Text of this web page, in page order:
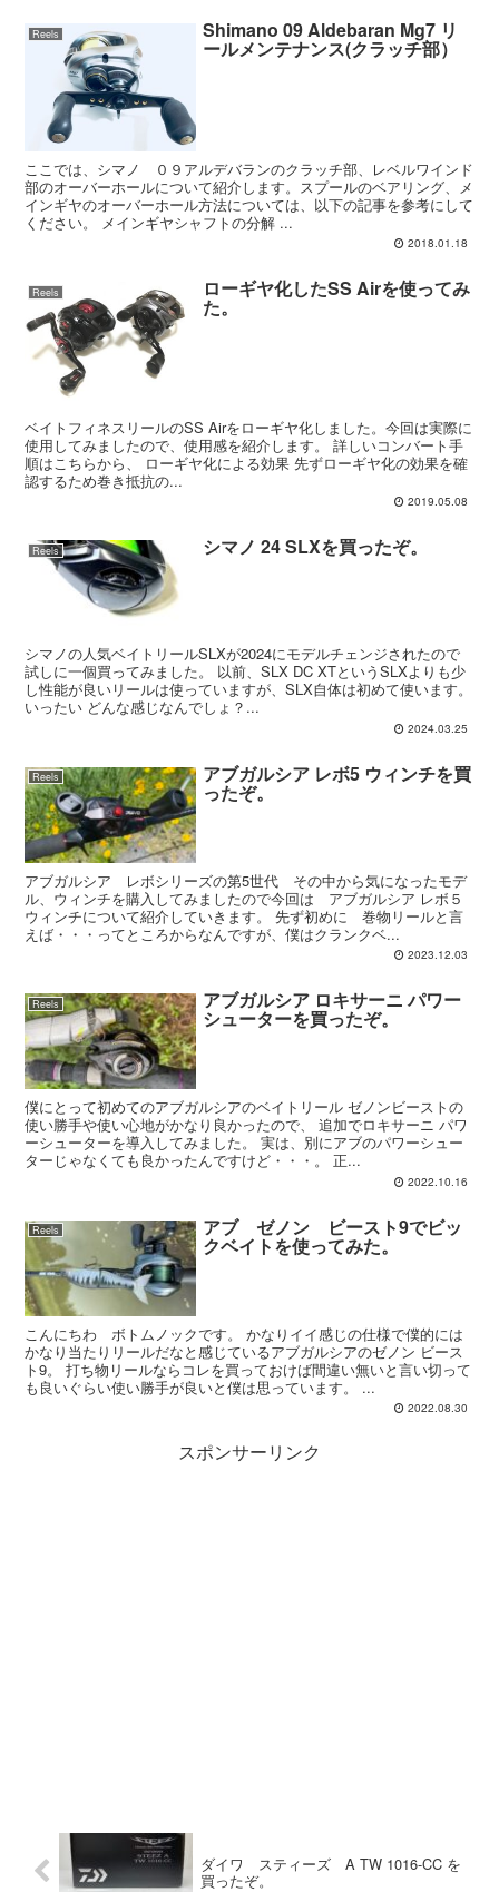
Reels Shimano 09 Aldebaran Mg7 リ
ールメンテナンス(クラッチ部）
ここでは、シマノ ０９アルデバランのクラッチ部、レベルワインド
部のオーバーホールについて紹介します。スプールのベアリング、メ
インギヤのオーバーホール方法については、以下の記事を参考にして
ください。 メインギヤシャフトの分解 ...
2018.01.18
Reels ローギヤ化したSS Airを使ってみ
た。
ベイトフィネスリールのSS Airをローギヤ化しました。今回は実際に
使用してみましたので、使用感を紹介します。 詳しいコンバート手
順はこちらから、 ローギヤ化による効果 先ずローギヤ化の効果を確
認するため巻き抵抗の...
2019.05.08
Reels シマノ 24 SLXを買ったぞ。
シマノの人気ベイトリールSLXが2024にモデルチェンジされたので
試しに一個買ってみました。 以前、SLX DC XTというSLXよりも少
し性能が良いリールは使っていますが、SLX自体は初めて使います。
いったい どんな感じなんでしょ？...
2024.03.25
Reels アブガルシア レボ5 ウィンチを買
ったぞ。
アブガルシア レボシリーズの第5世代 その中から気になったモデ
ル、ウィンチを購入してみましたので今回は アブガルシア レボ５
ウィンチについて紹介していきます。 先ず初めに 巻物リールと言
えば・・・ってところからなんですが、僕はクランクベ...
2023.12.03
Reels アブガルシア ロキサーニ パワー
シューターを買ったぞ。
僕にとって初めてのアブガルシアのベイトリール ゼノンビーストの
使い勝手や使い心地がかなり良かったので、 追加でロキサーニ パワ
ーシューターを導入してみました。 実は、別にアブのパワーシュー
ターじゃなくても良かったんですけど・・・。 正...
2022.10.16
Reels アブ ゼノン ビースト9でビッ
クベイトを使ってみた。
こんにちわ ボトムノックです。 かなりイイ感じの仕様で僕的には
かなり当たりリールだなと感じているアブガルシアのゼノン ビース
ト9。 打ち物リールならコレを買っておけば間違い無いと言い切って
も良いぐらい使い勝手が良いと僕は思っています。 ...
2022.08.30
スポンサーリンク
ダイワ スティーズ A TW 1016-CC を
買ったぞ。